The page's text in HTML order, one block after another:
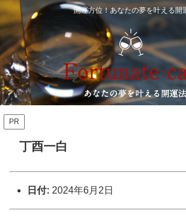
開運方位！あなたの夢を叶える開
PR
丁酉一白
日付: 2024年6月2日